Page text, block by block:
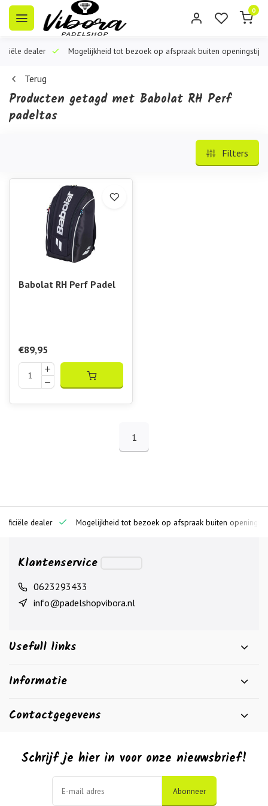
0
dealer Mogelijkheid tot bezoek op afspraak buiten openingstijden
Terug
Producten getagd met Babolat RH Perf
padeltas
Filters
Babolat RH Perf Padel
€89,95
1
dealer Mogelijkheid tot bezoek op afspraak buiten openingstijden
Klantenservice
0623293433
info@padelshopvibora.nl
Usefull links
Informatie
Contactgegevens
Schrijf je hier in voor onze nieuwsbrief!
Abonneer